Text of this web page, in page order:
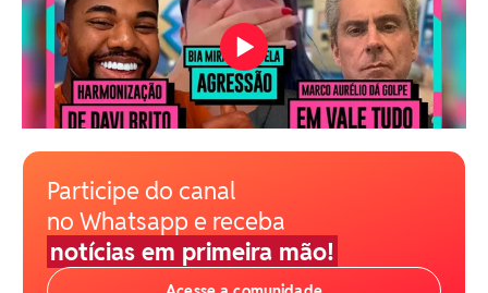
Participe do canal
no Whatsapp e receba
notícias em primeira mão!